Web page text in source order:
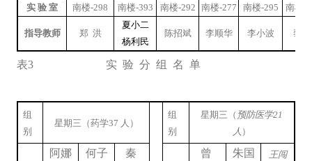
实 验 室 南楼-298 南楼-393 南楼-292 南楼-277 南楼-295 南楼
指导教师 郑 洪
夏小二
杨利民
陈招斌 李顺华 李小波 黎
表3 实 验 分 组 名 单
组
别
星期三（药学37 人）
组
别
星期三（ 预防医学21
人 ）
阿娜
何子
秦
曾
朱国
王闯